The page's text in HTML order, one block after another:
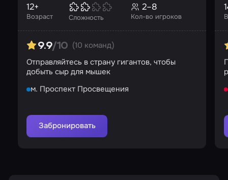
Возраст
12+
Сложность Кол-во игроков
2–8
9.9/10 (10 команд)
Отправляйтесь в страну гигантов, чтобы
добыть сыр для мышек
м. Проспект Просвещения
Забронировать